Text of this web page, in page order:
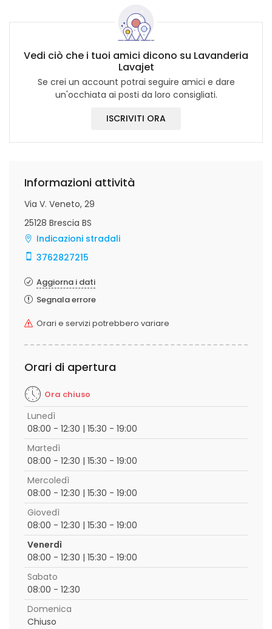
Vedi ciò che i tuoi amici dicono su Lavanderia
Lavajet
Se crei un account potrai seguire amici e dare
un'occhiata ai posti da loro consigliati.
ISCRIVITI ORA
Informazioni attività
Via V. Veneto, 29
25128 Brescia BS
Indicazioni stradali
3762827215
Aggiorna i dati
Segnala errore
Orari e servizi potrebbero variare
Orari di apertura
Ora chiuso
Lunedì
08:00 - 12:30 | 15:30 - 19:00
Martedì
08:00 - 12:30 | 15:30 - 19:00
Mercoledì
08:00 - 12:30 | 15:30 - 19:00
Giovedì
08:00 - 12:30 | 15:30 - 19:00
Venerdì
08:00 - 12:30 | 15:30 - 19:00
Sabato
08:00 - 12:30
Domenica
Chiuso